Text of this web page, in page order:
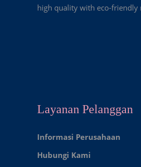
high quality with eco-friendly
Layanan Pelanggan
Informasi Perusahaan
Hubungi Kami